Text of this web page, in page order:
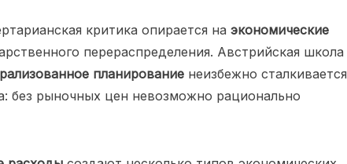
критика опирается на экономические
перераспределения. Австрийская школа
планирование неизбежно сталкивается
без рыночных цен невозможно рационально